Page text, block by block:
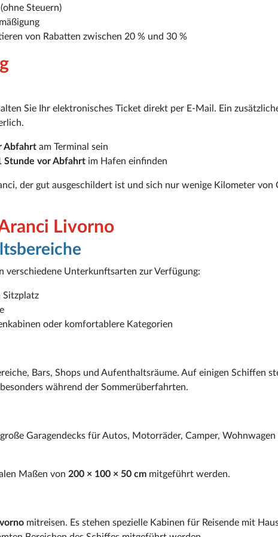
Steuern)
von Rabatten zwischen 20 % und 30 %
Sie Ihr elektronisches Ticket direkt per E-Mail. Ein
Abfahrt am Terminal sein
Stunde vor Abfahrt im Hafen einfinden
der gut ausgeschildert ist und sich nur wenige Kilometer von
Livorno
verschiedene Unterkunftsarten zur Verfügung:
Sitzplatz
oder komfortablere Kategorien
Bars, Shops und Aufenthaltsräume. Auf einigen Schiffen
während der Sommerüberfahrten.
Garagendecks für Autos, Motorräder, Camper, Wohnwagen
Maßen von 200 × 100 × 50 cm mitgeführt werden.
mitreisen. Es stehen spezielle Kabinen für Reisende mit